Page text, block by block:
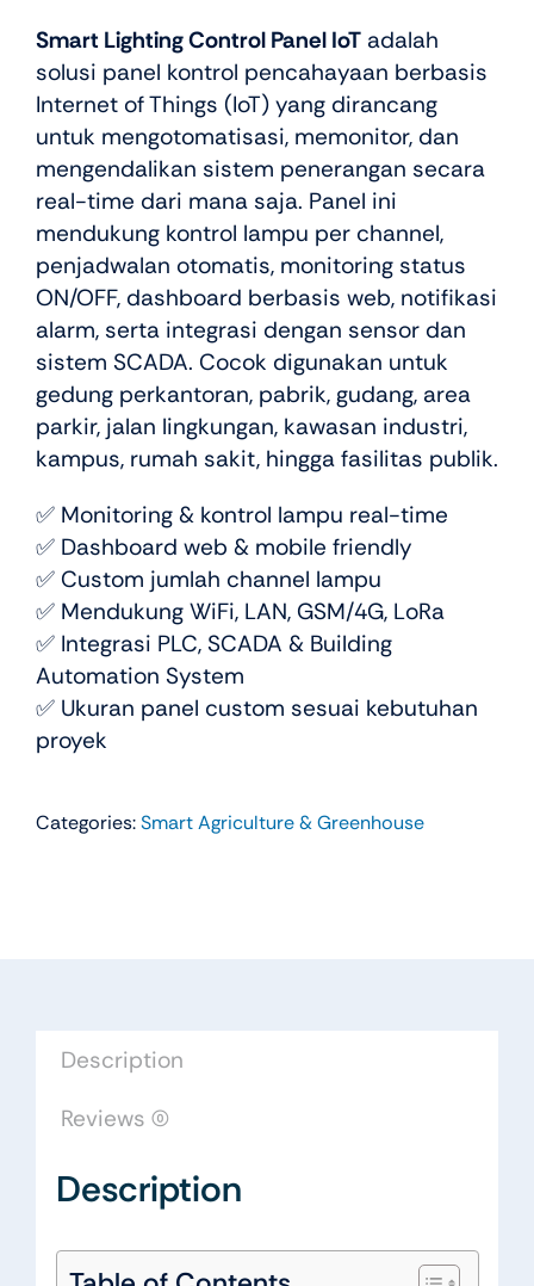
Smart Lighting Control Panel IoT adalah
solusi panel kontrol pencahayaan berbasis
Internet of Things (IoT) yang dirancang
untuk mengotomatisasi, memonitor, dan
mengendalikan sistem penerangan secara
real-time dari mana saja. Panel ini
mendukung kontrol lampu per channel,
penjadwalan otomatis, monitoring status
ON/OFF, dashboard berbasis web, notifikasi
alarm, serta integrasi dengan sensor dan
sistem SCADA. Cocok digunakan untuk
gedung perkantoran, pabrik, gudang, area
parkir, jalan lingkungan, kawasan industri,
kampus, rumah sakit, hingga fasilitas publik.
✅ Monitoring & kontrol lampu real-time
✅ Dashboard web & mobile friendly
✅ Custom jumlah channel lampu
✅ Mendukung WiFi, LAN, GSM/4G, LoRa
✅ Integrasi PLC, SCADA & Building
Automation System
✅ Ukuran panel custom sesuai kebutuhan
proyek
Categories:Smart Agriculture & Greenhouse
Description
Reviews (0)
Description